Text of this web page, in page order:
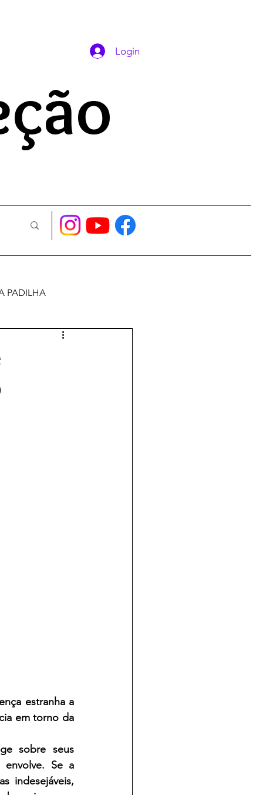
ORAÇÕES
Login
PADILHA
estranha a
em torno da
sobre seus
envolve. Se a
indesejáveis,